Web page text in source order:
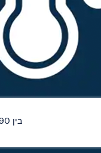
בין 90 ל-96 מעלות צלזיוס.